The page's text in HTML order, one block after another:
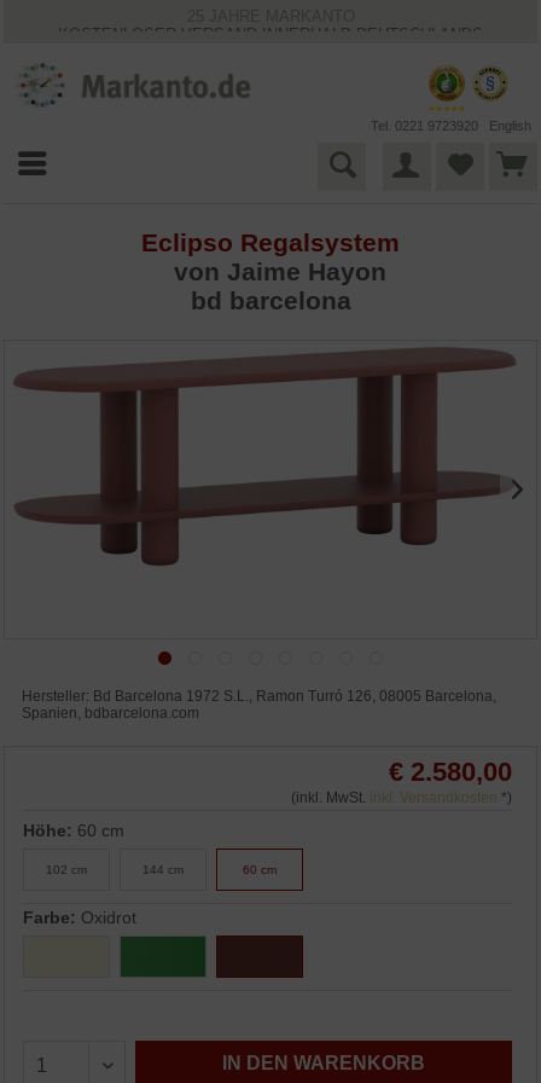
KOSTENLOSER VERSAND INNERHALB DEUTSCHLANDS
VIELFÄLTIGE ZAHLUNGSMÖGLICHKEITEN
BESTPRICE-GARANTIE
Tel. 0221 9723920 English
Eclipso Regalsystem
von Jaime Hayon
bd barcelona
Hersteller: Bd Barcelona 1972 S.L., Ramon Turró 126, 08005 Barcelona,
Spanien, bdbarcelona.com
€ 2.580,00
(inkl. MwSt. inkl. Versandkosten *)
Höhe: 60 cm
102 cm 144 cm 60 cm
Farbe: Oxidrot
IN DEN WARENKORB